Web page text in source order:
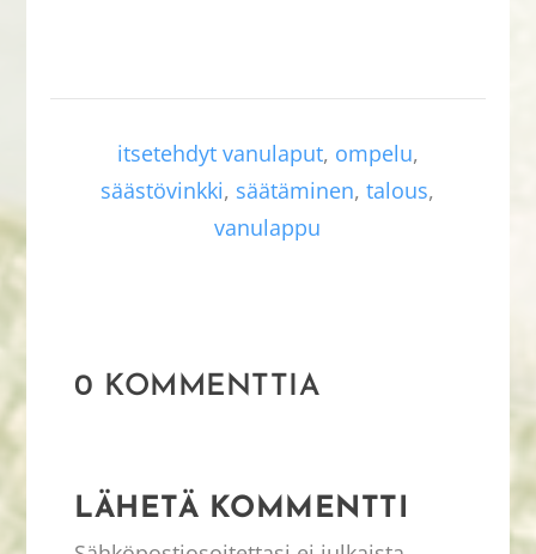
itsetehdyt vanulaput, ompelu,
säästövinkki, säätäminen,talous,
vanulappu
0 KOMMENTTIA
LÄHETÄ KOMMENTTI